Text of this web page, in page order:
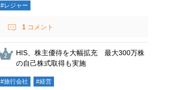
#レジャー
1 コメント
HIS、株主優待を大幅拡充 最大300万株
の自己株式取得も実施
#旅行会社 #経営